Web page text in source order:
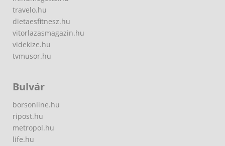
travelo.hu
dietaesfitnesz.hu
vitorlazasmagazin.hu
videkize.hu
tvmusor.hu
Bulvár
borsonline.hu
ripost.hu
metropol.hu
life.hu